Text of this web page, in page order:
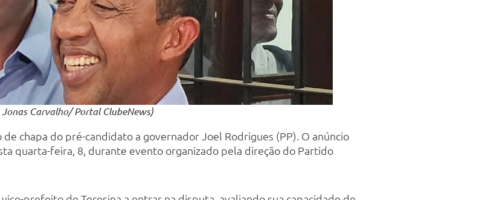
Carvalho/ Portal ClubeNews)
de chapa do pré-candidato a governador Joel Rodrigues (PP). O anúncio
quarta-feira, 8, durante evento organizado pela direção do Partido